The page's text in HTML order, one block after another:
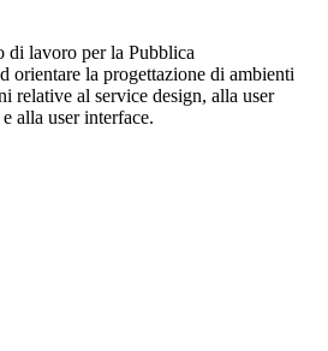
di lavoro per la Pubblica
orientare la progettazione di ambienti
relative al service design, alla user
alla user interface.